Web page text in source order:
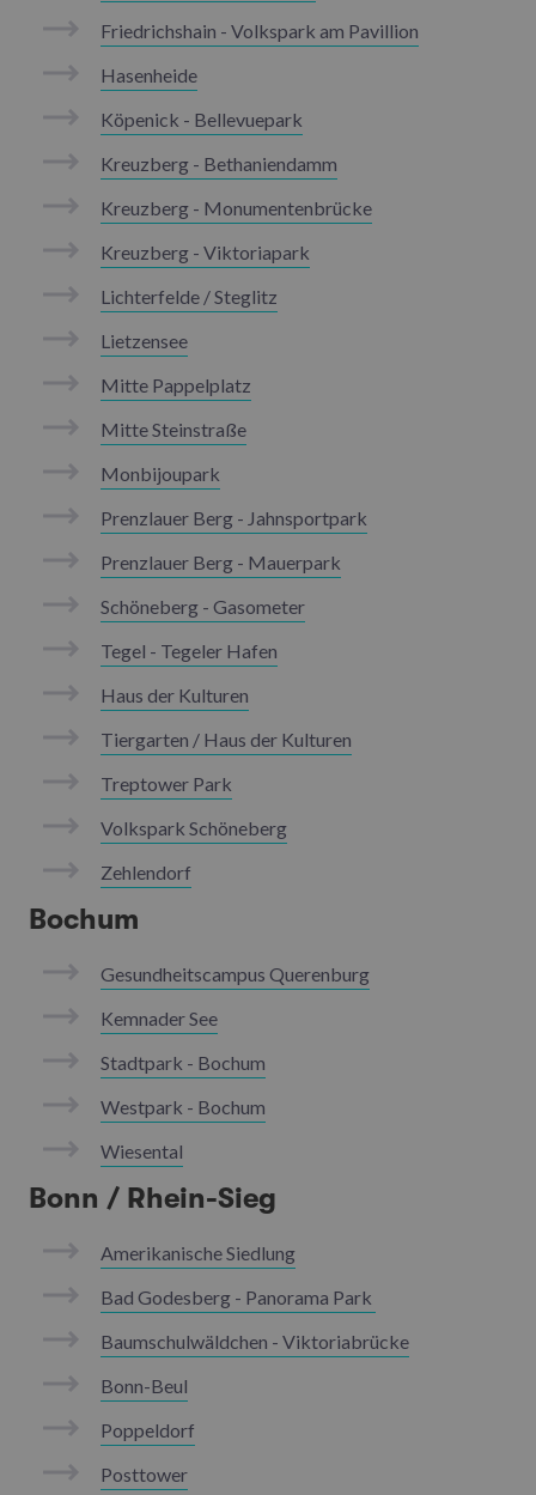
Friedrichshain - Volkspark am Pavillion
Hasenheide
Köpenick - Bellevuepark
Kreuzberg - Bethaniendamm
Kreuzberg - Monumentenbrücke
Kreuzberg - Viktoriapark
Lichterfelde / Steglitz
Lietzensee
Mitte Pappelplatz
Mitte Steinstraße
Monbijoupark
Prenzlauer Berg - Jahnsportpark
Prenzlauer Berg - Mauerpark
Schöneberg - Gasometer
Tegel - Tegeler Hafen
Haus der Kulturen
Tiergarten / Haus der Kulturen
Treptower Park
Volkspark Schöneberg
Zehlendorf
Bochum
Gesundheitscampus Querenburg
Kemnader See
Stadtpark - Bochum
Westpark - Bochum
Wiesental
Bonn / Rhein-Sieg
Amerikanische Siedlung
Bad Godesberg - Panorama Park
Baumschulwäldchen - Viktoriabrücke
Bonn-Beul
Poppeldorf
Posttower